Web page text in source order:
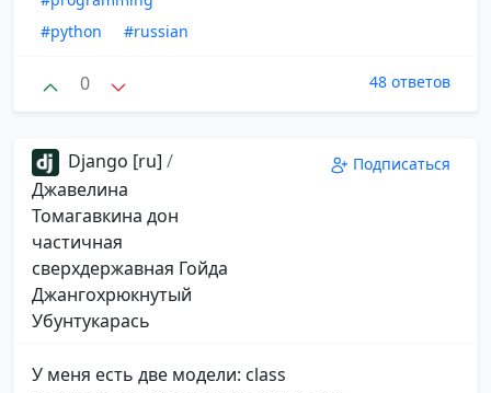
#python
#russian
0 48 ответов
Django [ru] /
Джавелина
Томагавкина дон
частичная
сверхдержавная Гойда
Джангохрюкнутый
Убунтукарась
Подписаться
У меня есть две модели: class